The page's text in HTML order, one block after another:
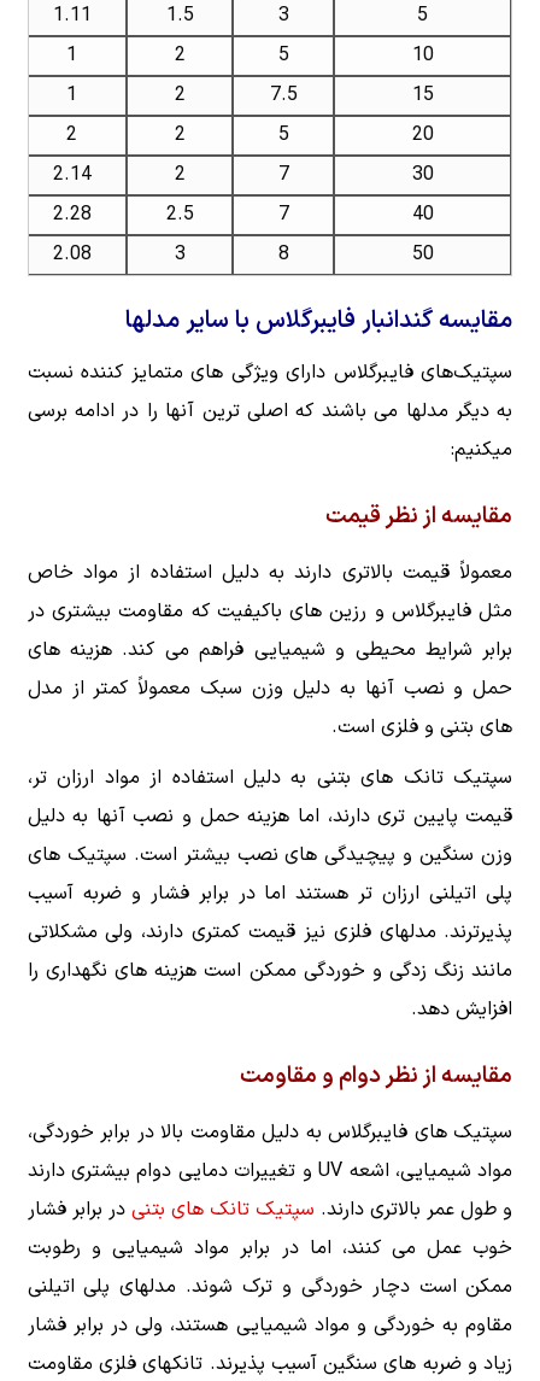
5
3
1.5
1.11
10
5
2
1
15
7.5
2
1
20
5
2
2
30
7
2
2.14
40
7
2.5
2.28
50
8
3
2.08
مقایسه گندانبار فایبرگلاس با سایر مدلها
سپتیک‌های فایبرگلاس دارای ویژگی های متمایز کننده نسبت
به دیگر مدلها می باشند که اصلی ترین آنها را در ادامه برسی
میکنیم:
مقایسه از نظر قیمت
معمولاً قیمت بالاتری دارند به دلیل استفاده از مواد خاص
مثل فایبرگلاس و رزین های باکیفیت که مقاومت بیشتری در
برابر شرایط محیطی و شیمیایی فراهم می کند. هزینه های
حمل و نصب آنها به دلیل وزن سبک معمولاً کمتر از مدل
های بتنی و فلزی است.
سپتیک تانک های بتنی به دلیل استفاده از مواد ارزان تر،
قیمت پایین تری دارند، اما هزینه حمل و نصب آنها به دلیل
وزن سنگین و پیچیدگی های نصب بیشتر است. سپتیک های
پلی اتیلنی ارزان تر هستند اما در برابر فشار و ضربه آسیب
پذیرترند. مدلهای فلزی نیز قیمت کمتری دارند، ولی مشکلاتی
مانند زنگ زدگی و خوردگی ممکن است هزینه های نگهداری را
افزایش دهد.
مقایسه از نظر دوام و مقاومت
سپتیک های فایبرگلاس به دلیل مقاومت بالا در برابر خوردگی،
مواد شیمیایی، اشعه UV و تغییرات دمایی دوام بیشتری دارند
و طول عمر بالاتری دارند. سپتیک تانک های بتنی در برابر فشار
خوب عمل می کنند، اما در برابر مواد شیمیایی و رطوبت
ممکن است دچار خوردگی و ترک شوند. مدلهای پلی اتیلنی
مقاوم به خوردگی و مواد شیمیایی هستند، ولی در برابر فشار
زیاد و ضربه های سنگین آسیب پذیرند. تانکهای فلزی مقاومت